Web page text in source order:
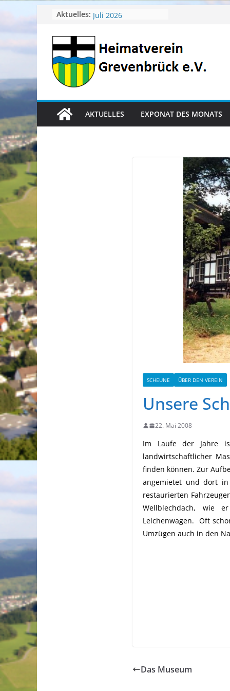
springen
Aktuelles: April 2026
Mai 2026
Heimatverein aktuell
AKTUELLES EXPONAT DES MONATS
SCHEUNE ÜBER DEN VEREIN
Unsere
22. Mai 2008
Im Laufe der Jahre
landwirtschaftlicher
finden können. Zur
angemietet und dort in
restaurierten
Wellblechdach, wie
Leichenwagen. Oft
Umzügen auch in den
Das Museum